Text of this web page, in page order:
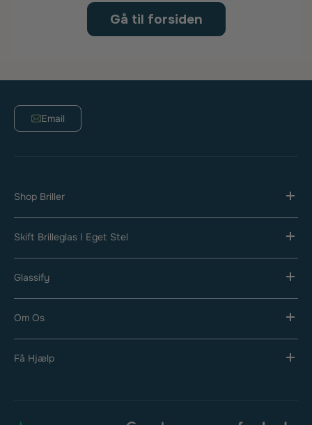
Gå til forsiden
Email
Shop Briller
Skift Brilleglas I Eget Stel
Glassify
Om Os
Få Hjælp